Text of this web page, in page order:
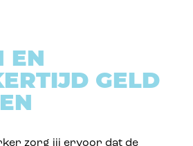
EN
GELD
zorg jij ervoor dat de